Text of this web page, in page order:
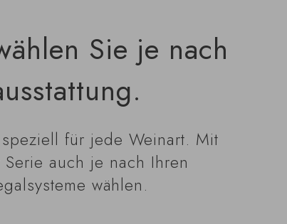
Sie je nach
für jede Weinart. Mit
auch je nach Ihren
wählen.